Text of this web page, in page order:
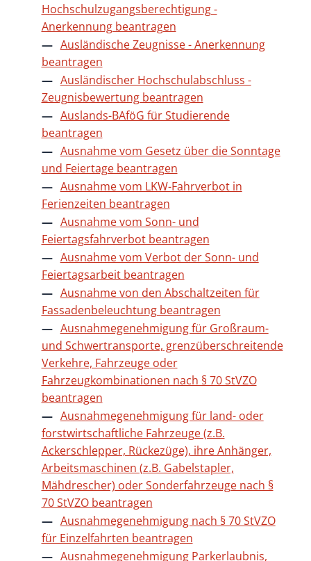
Hochschulzugangsberechtigung -
Anerkennung beantragen
Ausländische Zeugnisse - Anerkennung
beantragen
Ausländischer Hochschulabschluss -
Zeugnisbewertung beantragen
Auslands-BAföG für Studierende
beantragen
Ausnahme vom Gesetz über die Sonntage
und Feiertage beantragen
Ausnahme vom LKW-Fahrverbot in
Ferienzeiten beantragen
Ausnahme vom Sonn- und
Feiertagsfahrverbot beantragen
Ausnahme vom Verbot der Sonn- und
Feiertagsarbeit beantragen
Ausnahme von den Abschaltzeiten für
Fassadenbeleuchtung beantragen
Ausnahmegenehmigung für Großraum-
und Schwertransporte, grenzüberschreitende
Verkehre, Fahrzeuge oder
Fahrzeugkombinationen nach § 70 StVZO
beantragen
Ausnahmegenehmigung für land- oder
forstwirtschaftliche Fahrzeuge (z.B.
Ackerschlepper, Rückezüge), ihre Anhänger,
Arbeitsmaschinen (z.B. Gabelstapler,
Mähdrescher) oder Sonderfahrzeuge nach §
70 StVZO beantragen
Ausnahmegenehmigung nach § 70 StVZO
für Einzelfahrten beantragen
Ausnahmegenehmigung Parkerlaubnis,